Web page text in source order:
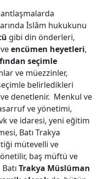
İslâm hukukunu
gibi din önderleri,
veencümen heyetleri,
seçimle
ve müezzinler,
belirledikleri
denetlenir. Menkul ve
ve yönetimi,
ve idaresi, yeni eğitim
Batı Trakya
mütevelli ve
baş müftü ve
Trakya Müslüman